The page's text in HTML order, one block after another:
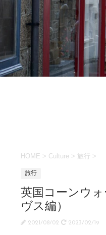
HOME > Culture > 旅行 >
旅行
英国コーンウ
ヴス編）
2021/08/02 2023/02/19